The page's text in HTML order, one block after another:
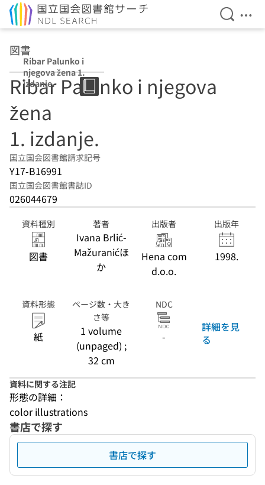
検索を
メ
図書
Ribar Palunko i
njegova žena 1.
izdanje.
Ribar Palunko i njegova
žena
1. izdanje.
国立国会図書館請求記号
Y17-B16991
国立国会図書館書誌ID
026044679
資料種別
図書
著者
Ivana Brlić-
Mažuranićほ
か
出版者
Hena com
d.o.o.
出版年
1998.
資料形態
紙
ページ数・大き
さ等
1 volume
(unpaged) ;
32 cm
NDC
-
詳細を見
る
資料に関する注記
形態の詳細：
color illustrations
書店で探す
書店で探す